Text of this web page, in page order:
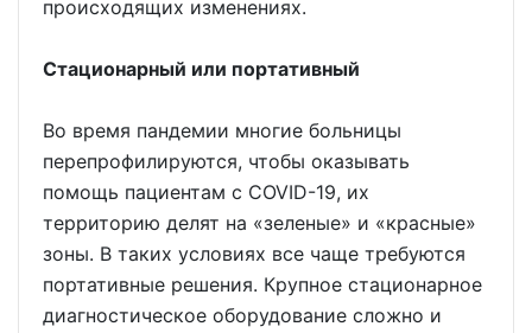
происходящих изменениях.
Стационарный или портативный
Во время пандемии многие больницы
перепрофилируются, чтобы оказывать
помощь пациентам с COVID-19, их
территорию делят на «зеленые» и «красные»
зоны. В таких условиях все чаще требуются
портативные решения. Крупное стационарное
диагностическое оборудование сложно и